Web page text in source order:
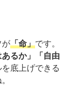
が「命」です。
あるか」「自由
底上げできる